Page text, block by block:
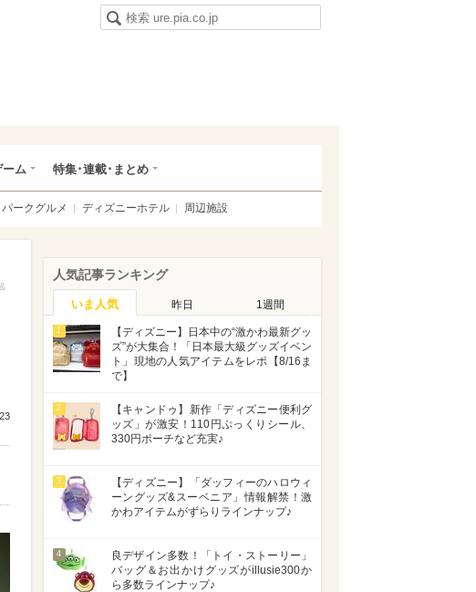
ーム 特集･連載･まとめ
パークグルメ ディズニーホテル 周辺施設
人気記事ランキング
いま人気 昨日 1週間
1
【ディズニー】日本中の“激かわ最新グッ
ズ”が大集合！「日本最大級グッズイベン
ト」現地の人気アイテムをレポ【8/16ま
で】
2
【キャンドゥ】新作「ディズニー便利グ
ッズ」が激安！110円ぷっくりシール、
330円ポーチなど充実♪
3
【ディズニー】「ダッフィーのハロウィ
ーングッズ&スーベニア」情報解禁！激
かわアイテムがずらりラインナップ♪
4
良デザイン多数！「トイ・ストーリー」
バッグ＆お出かけグッズがillusie300か
ら多数ラインナップ♪